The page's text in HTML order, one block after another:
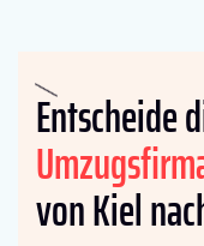
Entscheide
von Kiel